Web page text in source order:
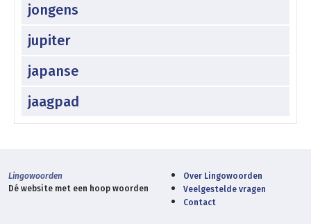
jongens
jupiter
japanse
jaagpad
Lingowoorden
Dé website met een hoop woorden
Over Lingowoorden
Veelgestelde vragen
Contact